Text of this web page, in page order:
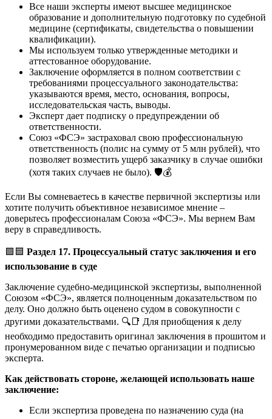
Все наши эксперты имеют высшее медицинское
образование и дополнительную подготовку по судебной
медицине (сертификаты, свидетельства о повышении
квалификации).
Мы используем только утвержденные методики и
аттестованное оборудование.
Заключение оформляется в полном соответствии с
требованиями процессуального законодательства:
указываются время, место, основания, вопросы,
исследовательская часть, выводы.
Эксперт дает подписку о предупреждении об
ответственности.
Союз «ФСЭ» застраховал свою профессиональную
ответственность (полис на сумму от 5 млн рублей), что
позволяет возместить ущерб заказчику в случае ошибки
(хотя таких случаев не было). 🛡️💰
Если Вы сомневаетесь в качестве первичной экспертизы или
хотите получить объективное независимое мнение –
доверьтесь профессионалам Союза «ФСЭ». Мы вернем Вам
веру в справедливость.
🟩🟦 Раздел 17. Процессуальный статус заключения и его
использование в суде
Заключение судебно-медицинской экспертизы, выполненной
Союзом «ФСЭ», является полноценным доказательством по
делу. Оно должно быть оценено судом в совокупности с
другими доказательствами. 🔍📑 Для приобщения к делу
необходимо предоставить оригинал заключения в прошитом и
пронумерованном виде с печатью организации и подписью
эксперта.
Как действовать стороне, желающей использовать наше
заключение:
Если экспертиза проведена по назначению суда (на